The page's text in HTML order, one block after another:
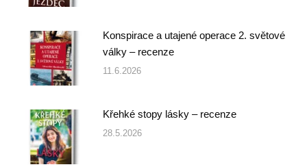
Konspirace a utajené operace 2. světové
války – recenze
11.6.2026
Křehké stopy lásky – recenze
28.5.2026